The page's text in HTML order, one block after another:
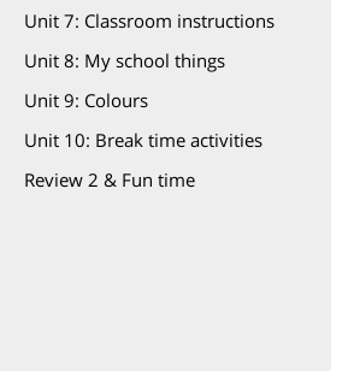
Unit 7: Classroom instructions
Unit 8: My school things
Unit 9: Colours
Unit 10: Break time activities
Review 2 & Fun time